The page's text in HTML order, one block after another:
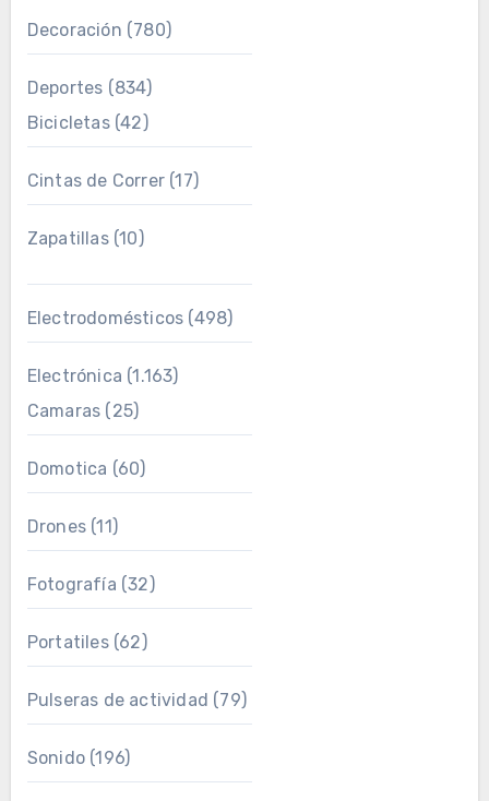
Decoración (780)
Deportes (834)
Bicicletas(42)
Cintas de Correr(17)
Zapatillas(10)
Electrodomésticos (498)
Electrónica (1.163)
Camaras (25)
Domotica (60)
Drones(11)
Fotografía (32)
Portatiles(62)
Pulseras de actividad (79)
Sonido(196)